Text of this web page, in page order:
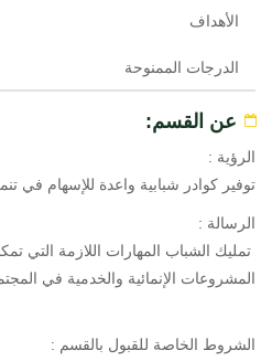
الأهداف
الدرجات الممنوحة
عن القسم:
الرؤية :
توفير كوادر شبابية واعدة للإسهام في
الرسالة :
تمليك الشباب المهارات اللازمة التي
المشروعات الإنمائية والخدمية في
الشروط الخاصة للقبول بالقسم :